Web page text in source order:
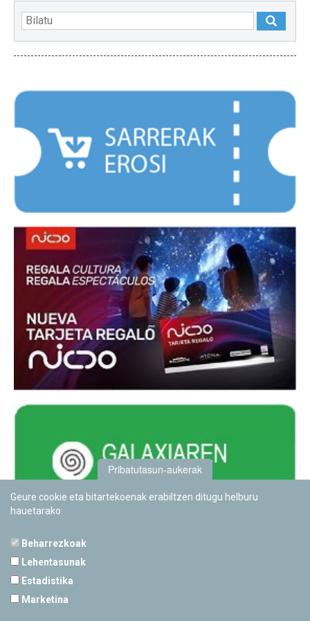
Pribatutasun-aukerak
Geure cookie eta bitartekoenak erabiltzen ditugu helburu
hauetarako:
Beharrezkoak
Lehentasunak
Estadistika
Marketina